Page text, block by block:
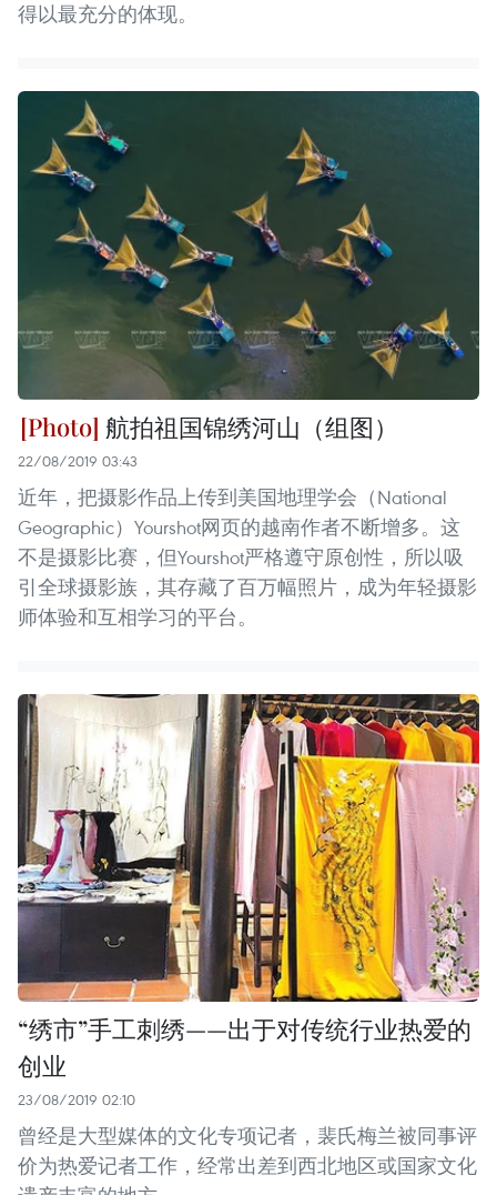
得以最充分的体现。
航拍祖国锦绣河山（组图）
22/08/2019 03:43
近年，把摄影作品上传到美国地理学会（National
Geographic）Yourshot网页的越南作者不断增多。这
不是摄影比赛，但Yourshot严格遵守原创性，所以吸
引全球摄影族，其存藏了百万幅照片，成为年轻摄影
师体验和互相学习的平台。
“绣市”手工刺绣——出于对传统行业热爱的
创业
23/08/2019 02:10
曾经是大型媒体的文化专项记者，裴氏梅兰被同事评
价为热爱记者工作，经常出差到西北地区或国家文化